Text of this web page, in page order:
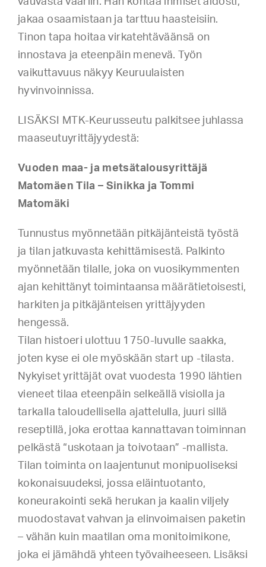
jakaa osaamistaan ja tarttuu haasteisiin.
Tinon tapa hoitaa virkatehtäväänsä on
innostava ja eteenpäin menevä. Työn
vaikuttavuus näkyy Keuruulaisten
hyvinvoinnissa.
LISÄKSI MTK-Keurusseutu palkitsee juhlassa
maaseutuyrittäjyydestä:
Vuoden maa- ja metsätalousyrittäjä
Matomäen Tila – Sinikka ja Tommi
Matomäki
Tunnustus myönnetään pitkäjänteistä työstä
ja tilan jatkuvasta kehittämisestä. Palkinto
myönnetään tilalle, joka on vuosikymmenten
ajan kehittänyt toimintaansa määrätietoisesti,
harkiten ja pitkäjänteisen yrittäjyyden
hengessä.
Tilan histoeri ulottuu 1750-luvulle saakka,
joten kyse ei ole myöskään start up -tilasta.
Nykyiset yrittäjät ovat vuodesta 1990 lähtien
vieneet tilaa eteenpäin selkeällä visiolla ja
tarkalla taloudellisella ajattelulla, juuri sillä
reseptillä, joka erottaa kannattavan toiminnan
pelkästä “uskotaan ja toivotaan” -mallista.
Tilan toiminta on laajentunut monipuoliseksi
kokonaisuudeksi, jossa eläintuotanto,
koneurakointi sekä herukan ja kaalin viljely
muodostavat vahvan ja elinvoimaisen paketin
– vähän kuin maatilan oma monitoimikone,
joka ei jämähdä yhteen työvaiheeseen. Lisäksi